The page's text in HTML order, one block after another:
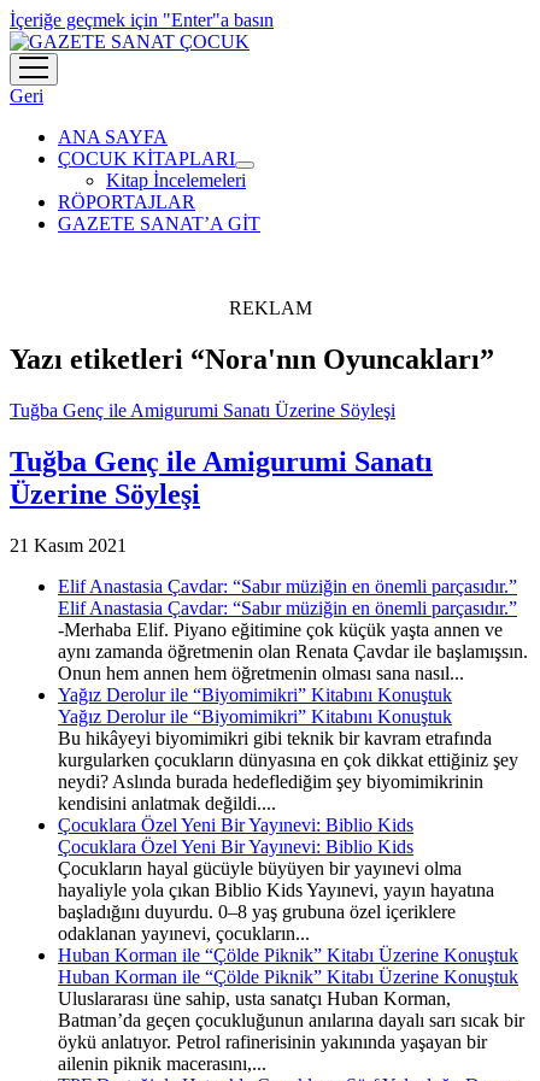
İçeriğe geçmek için "Enter"a basın
menüyü
aç
Geri
ANA SAYFA
ÇOCUK KİTAPLARI
menüyü
aç
Kitap İncelemeleri
RÖPORTAJLAR
GAZETE SANAT’A GİT
REKLAM
Yazı etiketleri “Nora'nın Oyuncakları”
Tuğba Genç ile Amigurumi Sanatı Üzerine Söyleşi
Tuğba Genç ile Amigurumi Sanatı
Üzerine Söyleşi
21 Kasım 2021
Elif Anastasia Çavdar: “Sabır müziğin en önemli parçasıdır.”
Elif Anastasia Çavdar: “Sabır müziğin en önemli parçasıdır.”
-Merhaba Elif. Piyano eğitimine çok küçük yaşta annen ve
aynı zamanda öğretmenin olan Renata Çavdar ile başlamışsın.
Onun hem annen hem öğretmenin olması sana nasıl...
Yağız Derolur ile “Biyomimikri” Kitabını Konuştuk
Yağız Derolur ile “Biyomimikri” Kitabını Konuştuk
Bu hikâyeyi biyomimikri gibi teknik bir kavram etrafında
kurgularken çocukların dünyasına en çok dikkat ettiğiniz şey
neydi? Aslında burada hedeflediğim şey biyomimikrinin
kendisini anlatmak değildi....
Çocuklara Özel Yeni Bir Yayınevi: Biblio Kids
Çocuklara Özel Yeni Bir Yayınevi: Biblio Kids
Çocukların hayal gücüyle büyüyen bir yayınevi olma
hayaliyle yola çıkan Biblio Kids Yayınevi, yayın hayatına
başladığını duyurdu. 0–8 yaş grubuna özel içeriklere
odaklanan yayınevi, çocukların...
Huban Korman ile “Çölde Piknik” Kitabı Üzerine Konuştuk
Huban Korman ile “Çölde Piknik” Kitabı Üzerine Konuştuk
Uluslararası üne sahip, usta sanatçı Huban Korman,
Batman’da geçen çocukluğunun anılarına dayalı sarı sıcak bir
öykü anlatıyor. Petrol rafinerisinin yakınında yaşayan bir
ailenin piknik macerasını,...